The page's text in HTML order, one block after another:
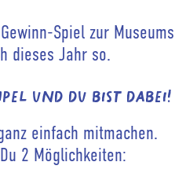
Spiel zur
dieses Jahr so.
und du bist dabei!
einfach mitmachen.
2 Möglichkeiten: